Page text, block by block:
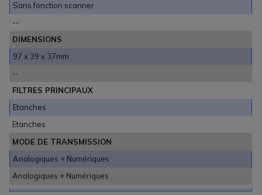
Sans fonction scanner
--
DIMENSIONS
97 x 39 x 37mm
--
FILTRES PRINCIPAUX
Etanches
Etanches
MODE DE TRANSMISSION
Analogiques + Numériques
Analogiques + Numériques